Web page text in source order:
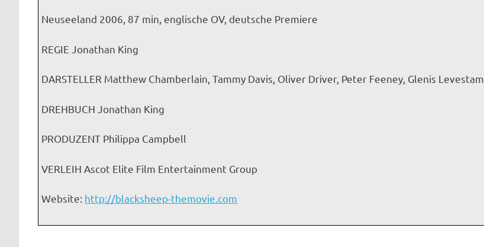
Neuseeland 2006, 87 min, englische OV, deutsche Premiere
REGIE Jonathan King
DARSTELLER Matthew Chamberlain, Tammy Davis, Oliver Driver, Peter Feeney, Glenis Levestam
DREHBUCH Jonathan King
PRODUZENT Philippa Campbell
VERLEIH Ascot Elite Film Entertainment Group
Website: http://blacksheep-themovie.com